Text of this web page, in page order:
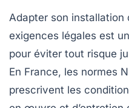
Adapter son installation
exigences légales est
pour éviter tout risque
En France, les normes
prescrivent les